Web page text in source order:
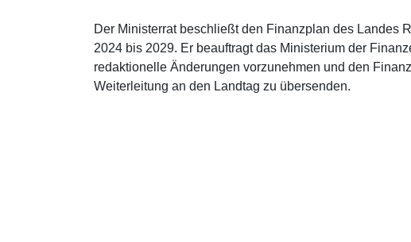
Der Ministerrat beschließt den Finanzplan des Landes
2024 bis 2029. Er beauftragt das Ministerium der
redaktionelle Änderungen vorzunehmen und den
Weiterleitung an den Landtag zu übersenden.